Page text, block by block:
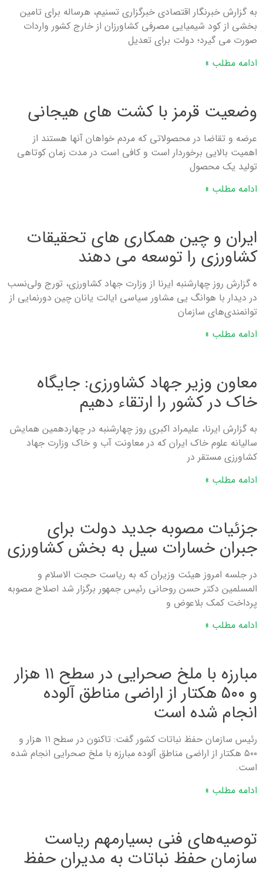
به گزارش خبرنگار اقتصادی خبرگزاری تسنیم، هرساله برای تامین
بخشی از کود شیمیایی مصرفی کشاورزان از خارج کشور واردات
صورت می گیرد؛ دولت برای تعدیل
ادامه مطلب »
وضعیت قرمز با کشت های هیجانی
عرضه و تقاضا در محصولاتی که مردم خواهان آنها هستند از
اهمیت بالایی برخوردار است و کافی است در مدت زمان کوتاهی
تولید یک محصول
ادامه مطلب »
ایران و چین همکاری های تحقیقات
کشاورزی را توسعه می دهند
ه گزارش روز چهارشنبه ایرنا از وزارت جهاد کشاورزی، تورج ولی‌نسب
در دیدار با هوانگ یی مشاور سیاسی ایالت یانان چین دورنمایی از
توانمندی‌های سازمان
ادامه مطلب »
معاون وزیر جهاد کشاورزی: جایگاه
خاک در کشور را ارتقاء دهیم
به گزارش ایرنا، علیمراد اکبری روز چهارشنبه در چهاردهمین همایش
سالیانه علوم خاک ایران که در معاونت آب و خاک وزارت جهاد
کشاورزی مستقر در
ادامه مطلب »
جزئیات مصوبه جدید دولت برای
جبران خسارات سیل به بخش کشاورزی
در جلسه امروز هیئت وزیران که به ریاست حجت الاسلام و
المسلمین دکتر حسن روحانی رئیس جمهور برگزار شد اصلاح مصوبه
پرداخت کمک بلاعوض و
ادامه مطلب »
مبارزه با ملخ صحرایی در سطح ۱۱ هزار
و ۵۰۰ هکتار از اراضی مناطق آلوده
انجام شده است
رئیس سازمان حفظ نباتات کشور گفت: تاکنون در سطح ۱۱ هزار و
۵۰۰ هکتار از اراضی مناطق آلوده مبارزه با ملخ صحرایی انجام شده
است.
ادامه مطلب »
توصیه‌های فنی بسیارمهم ریاست
سازمان حفظ نباتات به مدیران حفظ